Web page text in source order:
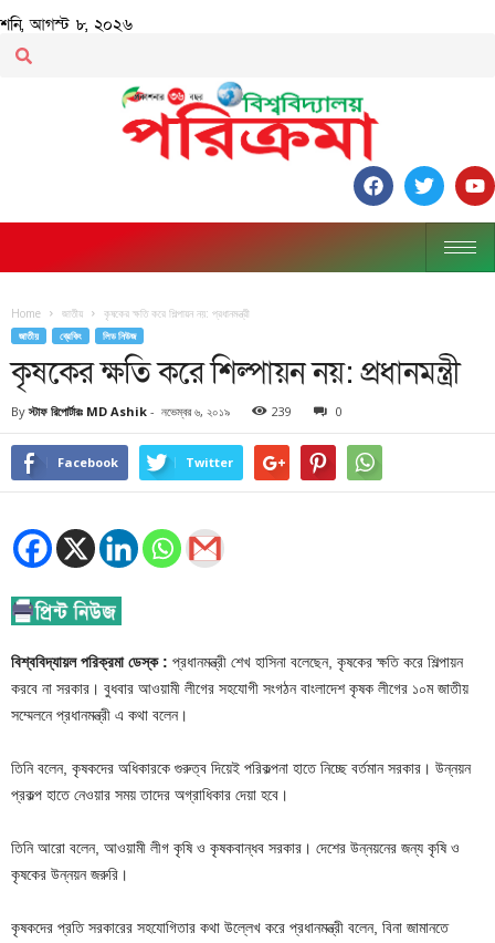
শনি, আগস্ট ৮, ২০২৬
Home জাতীয় কৃষকের ক্ষতি করে শিল্পায়ন নয়: প্রধানমন্ত্রী
জাতীয় ব্রেকিং লিড নিউজ
কৃষকের ক্ষতি করে শিল্পায়ন নয়: প্রধানমন্ত্রী
By স্টাফ রিপোর্টারঃ MD Ashik - নভেম্বর ৬, ২০১৯ 239 0
Facebook Twitter
বিশ্ববিদ্যায়ল পরিক্রমা ডেস্ক : প্রধানমন্ত্রী শেখ হাসিনা বলেছেন, কৃষকের ক্ষতি করে শিল্পায়ন
করবে না সরকার। বুধবার আওয়ামী লীগের সহযোগী সংগঠন বাংলাদেশ কৃষক লীগের ১০ম জাতীয়
সম্মেলনে প্রধানমন্ত্রী এ কথা বলেন।
তিনি বলেন, কৃষকদের অধিকারকে গুরুত্ব দিয়েই পরিকল্পনা হাতে নিচ্ছে বর্তমান সরকার। উন্নয়ন
প্রকল্প হাতে নেওয়ার সময় তাদের অগ্রাধিকার দেয়া হবে।
তিনি আরো বলেন, আওয়ামী লীগ কৃষি ও কৃষকবান্ধব সরকার। দেশের উন্নয়নের জন্য কৃষি ও
কৃষকের উন্নয়ন জরুরি।
কৃষকদের প্রতি সরকারের সহযোগিতার কথা উল্লেখ করে প্রধানমন্ত্রী বলেন, বিনা জামানতে